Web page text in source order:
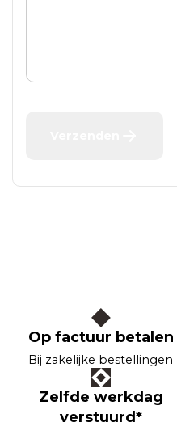
Op factuur betalen
Bij zakelijke bestellingen
Zelfde werkdag
verstuurd*